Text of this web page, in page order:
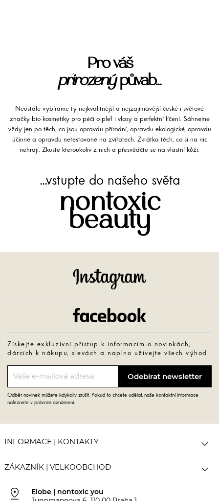
Pro váš
přirozenýpůvab...
Neustále vybíráme ty nejkvalitnější a nejzajímavější české i světové
značky bio kosmetiky pro péči o pleť i vlasy a perfektní líčení. Sáhneme
vždy jen po těch, co jsou opravdu přírodní, opravdu ekologické, opravdu
účinné a opravdu netestované na zvířatech. Zkrátka těch, co si na nic
nehrají. Zkuste kteroukoliv z nich a přesvědčte se na vlastní kůži.
...vstupte do našeho světa
nontoxic
beauty
Získejte exkluzivní přístup k informacím o novinkách,
dárcích k nákupu, slevách a naplno užívejte všech výhod.
Odběr novinek můžete kdykoliv zrušit. Pokud to chcete udělat, naše kontaktní informace
naleznete v právním oznámení.
INFORMACE | KONTAKTY 
ZÁKAZNÍK | VELKOOBCHOD 
pin_drop
Elobe | nontoxic you